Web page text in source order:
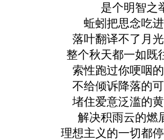
是个明智之
蚯蚓把思念吃
落叶翻译不了月
整个秋天都一如既
索性跑过你哽咽
不给倾诉降落的
堵住爱意泛滥的
解决积雨云的燃
理想主义的一切都